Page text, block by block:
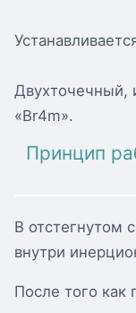
Двухточечный,
«Br4m».
Принцип
В отстегнутом
внутри
После того как